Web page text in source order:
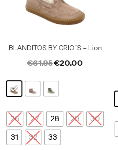
BLANDITOS BY CRIO´S – Lion
€61.95€20.00
26 27 28 29
30
31
32 33